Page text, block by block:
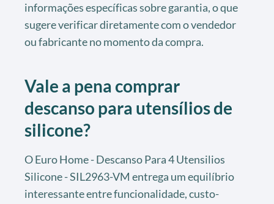
informações específicas sobre garantia, o que
sugere verificar diretamente com o vendedor
ou fabricante no momento da compra.
Vale a pena comprar
descanso para utensílios de
silicone?
O Euro Home - Descanso Para 4 Utensilios
Silicone - SIL2963-VM entrega um equilíbrio
interessante entre funcionalidade, custo-